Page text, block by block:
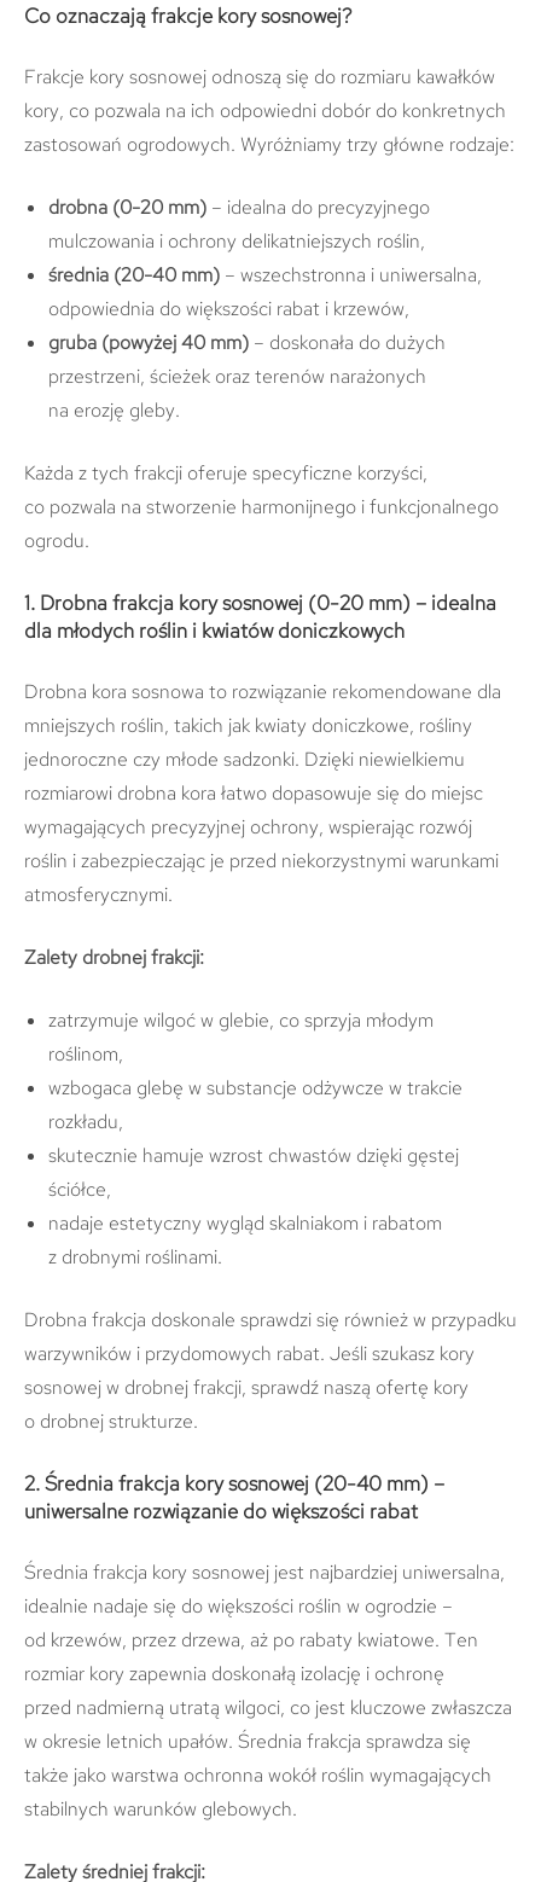
Co oznaczają frakcje kory sosnowej?
Frakcje kory sosnowej odnoszą się do rozmiaru kawałków
kory, co pozwala na ich odpowiedni dobór do konkretnych
zastosowań ogrodowych. Wyróżniamy trzy główne rodzaje:
drobna (0-20 mm) – idealna do precyzyjnego
mulczowania i ochrony delikatniejszych roślin,
średnia (20-40 mm) – wszechstronna i uniwersalna,
odpowiednia do większości rabat i krzewów,
gruba (powyżej 40 mm) – doskonała do dużych
przestrzeni, ścieżek oraz terenów narażonych
na erozję gleby.
Każda z tych frakcji oferuje specyficzne korzyści,
co pozwala na stworzenie harmonijnego i funkcjonalnego
ogrodu.
1. Drobna frakcja kory sosnowej (0-20 mm) – idealna
dla młodych roślin i kwiatów doniczkowych
Drobna kora sosnowa to rozwiązanie rekomendowane dla
mniejszych roślin, takich jak kwiaty doniczkowe, rośliny
jednoroczne czy młode sadzonki. Dzięki niewielkiemu
rozmiarowi drobna kora łatwo dopasowuje się do miejsc
wymagających precyzyjnej ochrony, wspierając rozwój
roślin i zabezpieczając je przed niekorzystnymi warunkami
atmosferycznymi.
Zalety drobnej frakcji:
zatrzymuje wilgoć w glebie, co sprzyja młodym
roślinom,
wzbogaca glebę w substancje odżywcze w trakcie
rozkładu,
skutecznie hamuje wzrost chwastów dzięki gęstej
ściółce,
nadaje estetyczny wygląd skalniakom i rabatom
z drobnymi roślinami.
Drobna frakcja doskonale sprawdzi się również w przypadku
warzywników i przydomowych rabat. Jeśli szukasz kory
sosnowej w drobnej frakcji, sprawdź naszą ofertę kory
o drobnej strukturze.
2. Średnia frakcja kory sosnowej (20-40 mm) –
uniwersalne rozwiązanie do większości rabat
Średnia frakcja kory sosnowej jest najbardziej uniwersalna,
idealnie nadaje się do większości roślin w ogrodzie –
od krzewów, przez drzewa, aż po rabaty kwiatowe. Ten
rozmiar kory zapewnia doskonałą izolację i ochronę
przed nadmierną utratą wilgoci, co jest kluczowe zwłaszcza
w okresie letnich upałów. Średnia frakcja sprawdza się
także jako warstwa ochronna wokół roślin wymagających
stabilnych warunków glebowych.
Zalety średniej frakcji: